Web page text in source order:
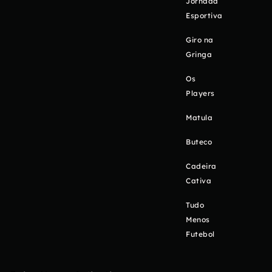
Esportiva
Giro na
Gringa
Os
Players
Matula
Buteco
Cadeira
Cativa
Tudo
Menos
Futebol